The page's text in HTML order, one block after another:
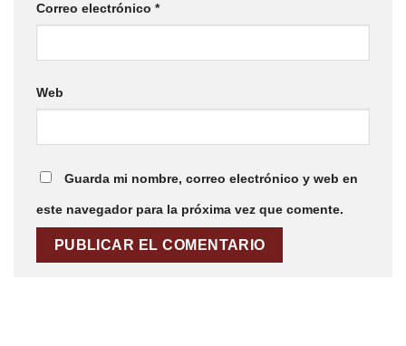
Correo electrónico *
Web
Guarda mi nombre, correo electrónico y web en
este navegador para la próxima vez que comente.